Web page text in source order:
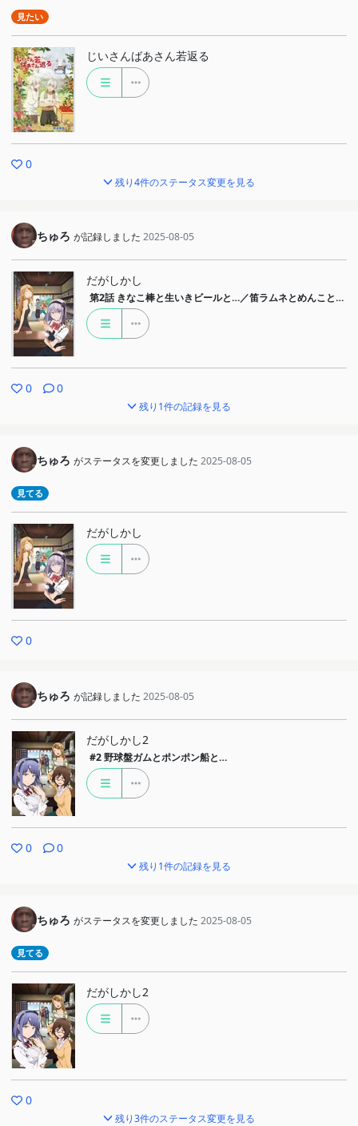
見たい
じいさんばあさん若返る
0
残り4件のステータス変更を見る
ちゅろ が記録しました 2025-08-05
だがしかし
第2話 きなこ棒と生いきビールと…／笛ラムネとめんこと…
0 0
残り1件の記録を見る
ちゅろ がステータスを変更しました 2025-08-05
見てる
だがしかし
0
ちゅろ が記録しました 2025-08-05
だがしかし2
#2 野球盤ガムとポンポン船と…
0 0
残り1件の記録を見る
ちゅろ がステータスを変更しました 2025-08-05
見てる
だがしかし2
0
残り3件のステータス変更を見る